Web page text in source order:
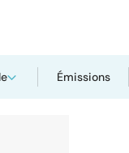
Émissions